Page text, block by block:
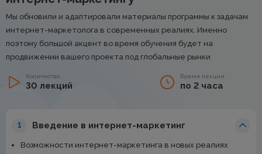
Мы обновили и адаптировали материалы программы к задачам
интернет-маркетолога в современных реалиях. Именно
поэтому большой акцент во время обучения будет на
продвижении вашего проекта под глобальные рынки
Количество
30 лекций
Время лекции
по 2 часа
1 Введение в интернет-маркетинг
Возможности интернет-маркетинга в новых реалиях